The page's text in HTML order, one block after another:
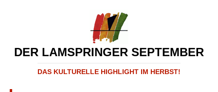
DER LAMSPRINGER SEPTEMBER
DAS KULTURELLE HIGHLIGHT IM HERBST!